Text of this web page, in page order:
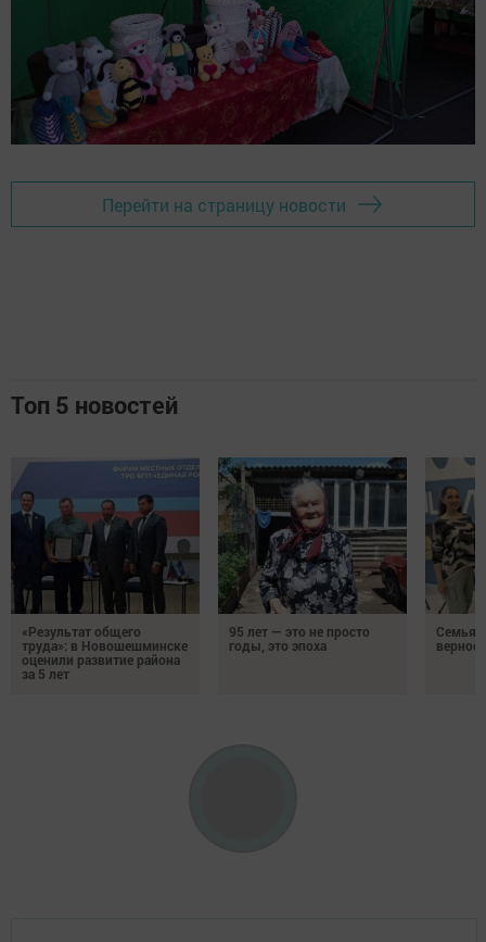
Перейти на страницу новости
Топ 5 новостей
«Результат общего
труда»: в Новошешминске
оценили развитие района
за 5 лет
95 лет — это не просто
годы, это эпоха
Семья